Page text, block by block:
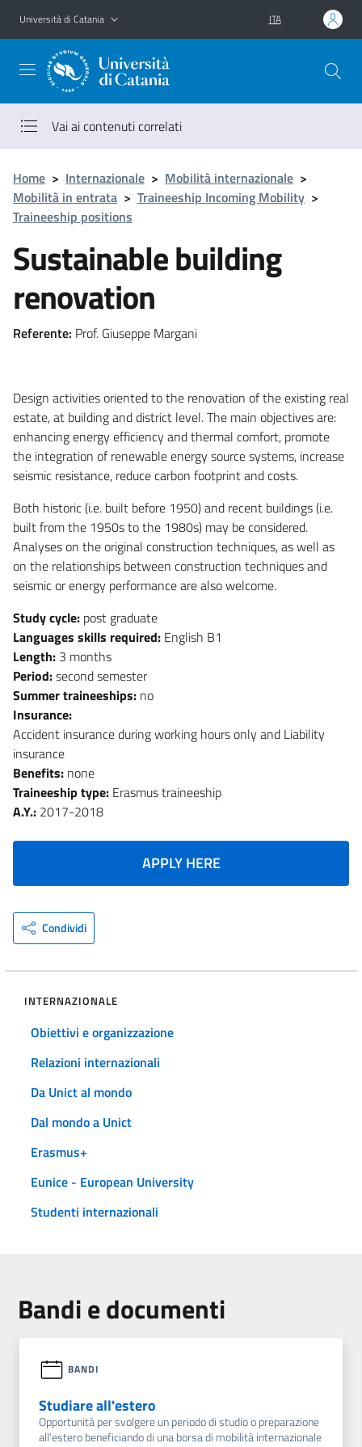
Vai al contenuto principale
Vai al menu di navigazione
Università di Catania ITA
Vai ai contenuti correlati
Home > Internazionale > Mobilità internazionale >
Mobilità in entrata > Traineeship Incoming Mobility >
Traineeship positions
Sustainable building
renovation
Referente: Prof. Giuseppe Margani
Design activities oriented to the renovation of the existing real
estate, at building and district level. The main objectives are:
enhancing energy efficiency and thermal comfort, promote
the integration of renewable energy source systems, increase
seismic resistance, reduce carbon footprint and costs.
Both historic (i.e. built before 1950) and recent buildings (i.e.
built from the 1950s to the 1980s) may be considered.
Analyses on the original construction techniques, as well as
on the relationships between construction techniques and
seismic or energy performance are also welcome.
Study cycle: post graduate
Languages skills required: English B1
Length: 3 months
Period:second semester
Summer traineeships: no
Insurance:
Accident insurance during working hours only and Liability
insurance
Benefits: none
Traineeship type: Erasmus traineeship
A.Y.: 2017-2018
APPLY HERE
Condividi
INTERNAZIONALE
Obiettivi e organizzazione
Relazioni internazionali
Da Unict al mondo
Dal mondo a Unict
Erasmus+
Eunice - European University
Studenti internazionali
Bandi e documenti
BANDI
Studiare all'estero
Opportunità per svolgere un periodo di studio o preparazione
all'estero beneficiando di una borsa di mobilità internazionale